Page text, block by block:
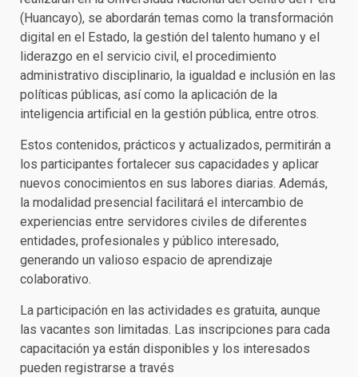
(Huancayo), se abordarán temas como la transformación
digital en el Estado, la gestión del talento humano y el
liderazgo en el servicio civil, el procedimiento
administrativo disciplinario, la igualdad e inclusión en las
políticas públicas, así como la aplicación de la
inteligencia artificial en la gestión pública, entre otros.
Estos contenidos, prácticos y actualizados, permitirán a
los participantes fortalecer sus capacidades y aplicar
nuevos conocimientos en sus labores diarias. Además,
la modalidad presencial facilitará el intercambio de
experiencias entre servidores civiles de diferentes
entidades, profesionales y público interesado,
generando un valioso espacio de aprendizaje
colaborativo.
La participación en las actividades es gratuita, aunque
las vacantes son limitadas. Las inscripciones para cada
capacitación ya están disponibles y los interesados
pueden registrarse a través